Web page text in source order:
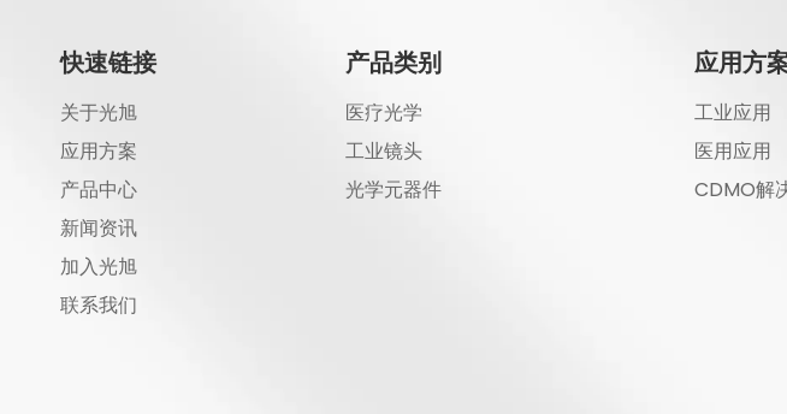
快速链接
关于光旭
应用方案
产品中心
新闻资讯
加入光旭
联系我们
产品类别
医疗光学
工业镜头
光学元器件
应用方
工业应用
医用应用
CDMO解